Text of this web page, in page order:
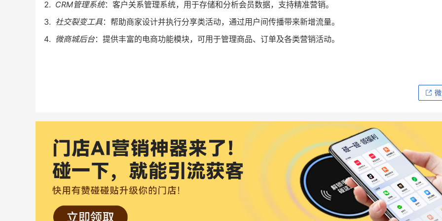
CRM管理系统：客户关系管理系统，用于存储和分析会员数据，支持精准营销。
社交裂变工具：帮助商家设计并执行分享类活动，通过用户间传播带来新增流量。
微商城后台：提供丰富的电商功能模块，可用于管理商品、订单及各类营销活动。